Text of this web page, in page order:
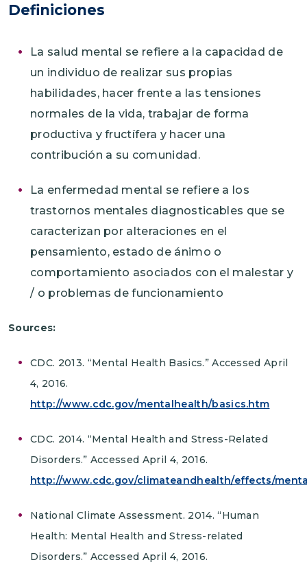
Definiciones
La salud mental se refiere a la capacidad de
un individuo de realizar sus propias
habilidades, hacer frente a las tensiones
normales de la vida, trabajar de forma
productiva y fructífera y hacer una
contribución a su comunidad.
La enfermedad mental se refiere a los
trastornos mentales diagnosticables que se
caracterizan por alteraciones en el
pensamiento, estado de ánimo o
comportamiento asociados con el malestar y
/ o problemas de funcionamiento
Sources:
CDC. 2013. “Mental Health Basics.” Accessed April
4, 2016.
http://www.cdc.gov/mentalhealth/basics.htm
CDC. 2014. “Mental Health and Stress-Related
Disorders.” Accessed April 4, 2016.
http://www.cdc.gov/climateandhealth/effects/
National Climate Assessment. 2014. “Human
Health: Mental Health and Stress-related
Disorders.” Accessed April 4, 2016.